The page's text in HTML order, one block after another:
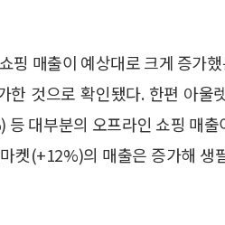
핑 매출이 예상대로 크게 증가
한 것으로 확인됐다. 한편 아
대부분의 오프라인 쇼핑 매출
켓(+12%)의 매출은 증가해 생